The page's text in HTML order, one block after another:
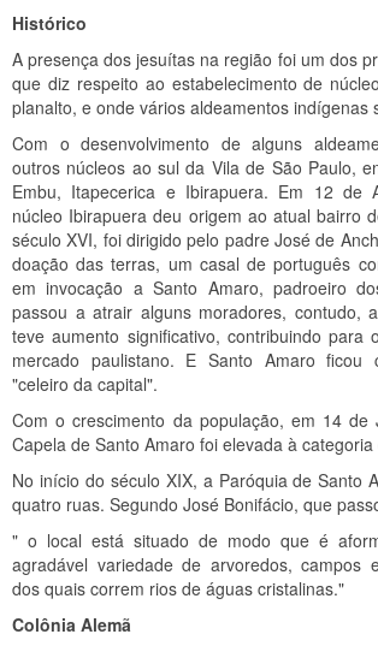
Histórico
A presença dos jesuítas na região foi um dos
que diz respeito ao estabelecimento de
planalto, e onde vários aldeamentos indígenas
Com o desenvolvimento de alguns
outros núcleos ao sul da Vila de São Paulo,
Embu, Itapecerica e Ibirapuera. Em 12 de
núcleo Ibirapuera deu origem ao atual bairro
século XVI, foi dirigido pelo padre José de
doação das terras, um casal de português
em invocação a Santo Amaro, padroeiro
passou a atrair alguns moradores, contudo,
teve aumento significativo, contribuindo para
mercado paulistano. E Santo Amaro ficou
"celeiro da capital".
Com o crescimento da população, em 14 de
Capela de Santo Amaro foi elevada à
No início do século XIX, a Paróquia de Santo
quatro ruas. Segundo José Bonifácio, que
" o local está situado de modo que é
agradável variedade de arvoredos, campos
dos quais correm rios de águas cristalinas."
Colônia Alemã